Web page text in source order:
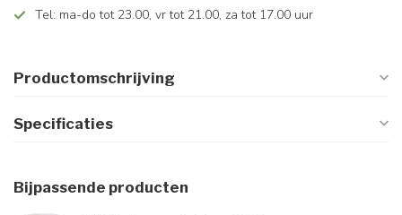
Tel: ma-do tot 23.00, vr tot 21.00, za tot 17.00 uur
Productomschrijving
Specificaties
Bijpassende producten